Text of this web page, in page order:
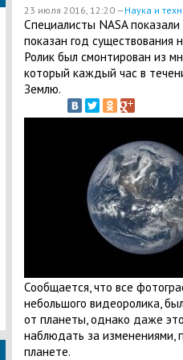
23 июля 2016, 12:20 —Наука и
Специалисты NASA
показан год существования
Ролик был смонтирован из
который каждый час в
Землю.
Сообщается, что все
небольшого видеоролика,
от планеты, однако даже
наблюдать за изменениями,
планете.